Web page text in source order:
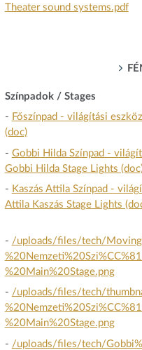
Theater sound systems.pdf
Színpadok / Stages
- Főszínpad - világítási
(doc)
- Gobbi Hilda Színpad -
Gobbi Hilda Stage Lights
- Kaszás Attila Színpad -
Attila Kaszás Stage Lights
- /uploads/files/tech/
%20Main%20Stage.png
- /uploads/files/tech/
%20Main%20Stage.png
- /uploads/files/tech/